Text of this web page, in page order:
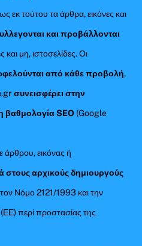
εκ τούτου τα άρθρα, εικόνες και
και προβάλλονται
και μη, ιστοσελίδες. Οι
από κάθε προβολή,
συνεισφέρει στην
βαθμολογία SEO (Google
άρθρου, εικόνας ή
στους αρχικούς δημιουργούς
Νόμο 2121/1993 και την
περί προστασίας της